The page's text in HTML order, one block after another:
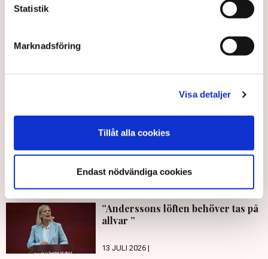
Statistik
Marknadsföring
Visa detaljer
Tillåt alla cookies
Endast nödvändiga cookies
Arbetsmiljö
Gävle
karin.myren@tn.se
Publicerad: 11 feb 2026, 10:18
LÄS ÄVEN
”Anderssons löften behöver tas på
allvar ”
13 JULI 2026 |